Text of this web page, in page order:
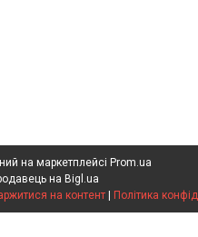
на маркетплейсі Prom.ua
на Bigl.ua
на контент Політика